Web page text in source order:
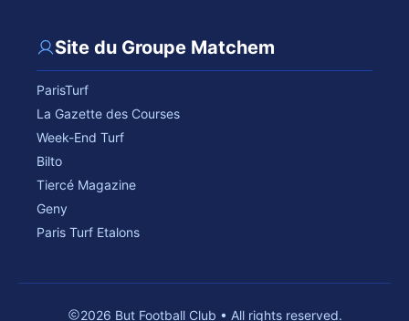
Site du Groupe Matchem
ParisTurf
La Gazette des Courses
Week-End Turf
Bilto
Tiercé Magazine
Geny
Paris Turf Etalons
2026 But Football Club • All rights reserved.